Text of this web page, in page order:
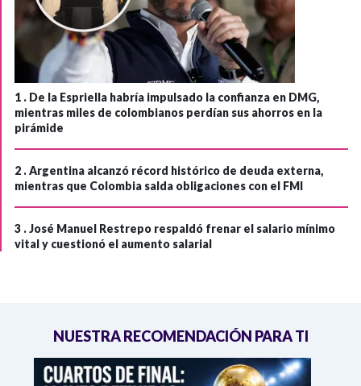
1 . De la Espriella habría impulsado la confianza en DMG,
mientras miles de colombianos perdían sus ahorros en la
pirámide
2 .Argentina alcanzó récord histórico de deuda externa,
mientras que Colombia salda obligaciones con el FMI
3 .José Manuel Restrepo respaldó frenar el salario mínimo
vital y cuestionó el aumento salarial
NUESTRA RECOMENDACIÓN PARA TI